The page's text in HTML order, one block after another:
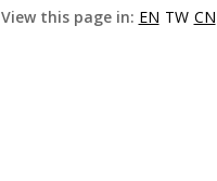
View this page in: EN TW CN